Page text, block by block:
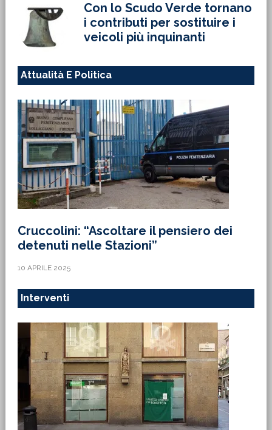
Con lo Scudo Verde tornano
i contributi per sostituire i
veicoli più inquinanti
Attualità E Politica
Cruccolini: “Ascoltare il pensiero dei
detenuti nelle Stazioni”
10 APRILE 2025
Interventi